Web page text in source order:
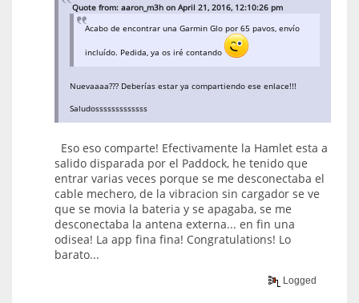
Quote from: aaron_m3h on April 21, 2016, 12:10:26 pm
Acabo de encontrar una Garmin Glo por 65 pavos, envío
incluído. Pedida, ya os iré contando
Nuevaaaa??? Deberías estar ya compartiendo ese enlace!!!
Saludosssssssssssss
Eso eso comparte! Efectivamente la Hamlet esta a
salido disparada por el Paddock, he tenido que
entrar varias veces porque se me desconectaba el
cable mechero, de la vibracion sin cargador se ve
que se movia la bateria y se apagaba, se me
desconectaba la antena externa... en fin una
odisea! La app fina fina! Congratulations! Lo
barato...
Logged